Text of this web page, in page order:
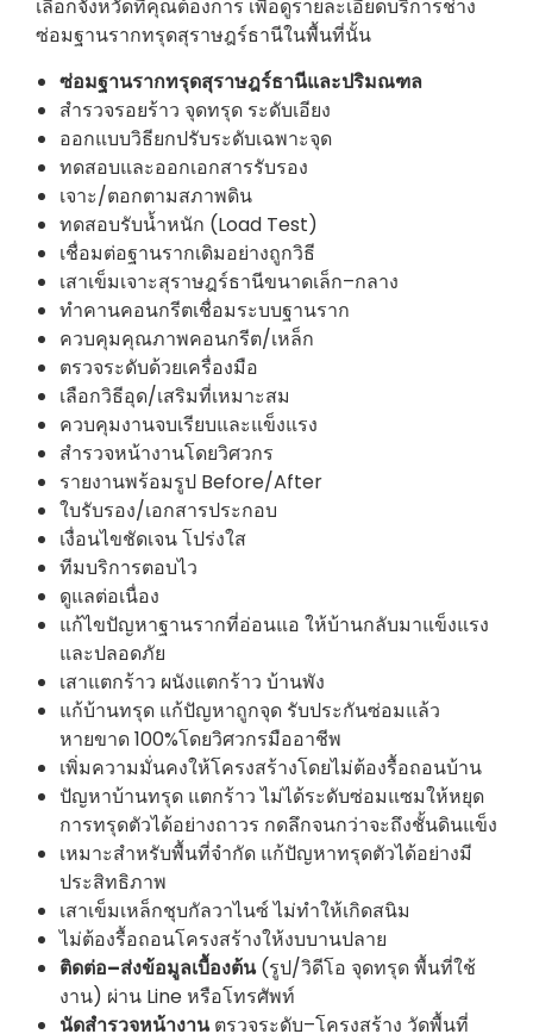
เลือกจังหวัดที่คุณต้องการ เพื่อดูรายละเอียดบริการช่าง
ซ่อมฐานรากทรุดสุราษฎร์ธานีในพื้นที่นั้น
ซ่อมฐานรากทรุดสุราษฎร์ธานีและปริมณฑล
สำรวจรอยร้าว จุดทรุด ระดับเอียง
ออกแบบวิธียกปรับระดับเฉพาะจุด
ทดสอบและออกเอกสารรับรอง
เจาะ/ตอกตามสภาพดิน
ทดสอบรับน้ำหนัก (Load Test)
เชื่อมต่อฐานรากเดิมอย่างถูกวิธี
เสาเข็มเจาะสุราษฎร์ธานีขนาดเล็ก–กลาง
ทำคานคอนกรีตเชื่อมระบบฐานราก
ควบคุมคุณภาพคอนกรีต/เหล็ก
ตรวจระดับด้วยเครื่องมือ
เลือกวิธีอุด/เสริมที่เหมาะสม
ควบคุมงานจบเรียบและแข็งแรง
สำรวจหน้างานโดยวิศวกร
รายงานพร้อมรูป Before/After
ใบรับรอง/เอกสารประกอบ
เงื่อนไขชัดเจน โปร่งใส
ทีมบริการตอบไว
ดูแลต่อเนื่อง
แก้ไขปัญหาฐานรากที่อ่อนแอ ให้บ้านกลับมาแข็งแรง
และปลอดภัย
เสาแตกร้าว ผนังแตกร้าว บ้านพัง
แก้บ้านทรุด แก้ปัญหาถูกจุด รับประกันซ่อมแล้ว
หายขาด 100%โดยวิศวกรมืออาชีพ
เพิ่มความมั่นคงให้โครงสร้างโดยไม่ต้องรื้อถอนบ้าน
ปัญหาบ้านทรุด แตกร้าว ไม่ได้ระดับซ่อมแซมให้หยุด
การทรุดตัวได้อย่างถาวร กดลึกจนกว่าจะถึงชั้นดินแข็ง
เหมาะสำหรับพื้นที่จำกัด แก้ปัญหาทรุดตัวได้อย่างมี
ประสิทธิภาพ
เสาเข็มเหล็กชุบกัลวาไนซ์ ไม่ทำให้เกิดสนิม
ไม่ต้องรื้อถอนโครงสร้างให้งบบานปลาย
ติดต่อ–ส่งข้อมูลเบื้องต้น(รูป/วิดีโอ จุดทรุด พื้นที่ใช้
งาน) ผ่าน Line หรือโทรศัพท์
นัดสำรวจหน้างานตรวจระดับ–โครงสร้าง วัดพื้นที่